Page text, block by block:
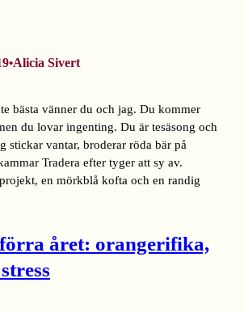
•Alicia Sivert
bästa vänner du och jag. Du kommer
du lovar ingenting. Du är tesäsong och
stickar vantar, broderar röda bär på
Tradera efter tyger att sy av.
en mörkblå kofta och en randig
året: orangerifika,